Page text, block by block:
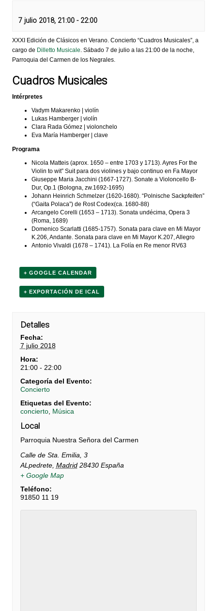
7 julio 2018, 21:00 - 22:00
XXXI Edición de Clásicos en Verano. Concierto “Cuadros Musicales”, a
cargo de Dilletto Musicale. Sábado 7 de julio a las 21:00 de la noche,
Parroquia del Carmen de los Negrales.
Cuadros Musicales
Intérpretes
Vadym Makarenko | violín
Lukas Hamberger | violín
Clara Rada Gómez | violonchelo
Eva María Hamberger | clave
Programa
Nicola Matteis (aprox. 1650 – entre 1703 y 1713). Ayres For the
Violin to wit” Suit para dos violines y bajo continuo en Fa Mayor
Giuseppe Maria Jacchini (1667-1727). Sonate a Violoncello B-
Dur, Op.1 (Bologna, zw.1692-1695)
Johann Heinrich Schmelzer (1620-1680). “Polnische Sackpfeifen”
(“Gaita Polaca”) de Rost Codex(ca. 1680-88)
Arcangelo Corelli (1653 – 1713). Sonata undécima, Opera 3
(Roma, 1689)
Domenico Scarlatti (1685-1757). Sonata para clave en Mi Mayor
K.206, Andante. Sonata para clave en Mi Mayor K.207, Allegro
Antonio Vivaldi (1678 – 1741). La Folía en Re menor RV63
+ GOOGLE CALENDAR
+ EXPORTACIÓN DE ICAL
Detalles
Fecha:
7 julio 2018
Hora:
21:00 - 22:00
Categoría del Evento:
Concierto
Etiquetas del Evento:
concierto, Música
Local
Parroquia Nuestra Señora del Carmen
Calle de Sta. Emilia, 3
ALpedrete, Madrid 28430 España
+ Google Map
Teléfono:
91850 11 19